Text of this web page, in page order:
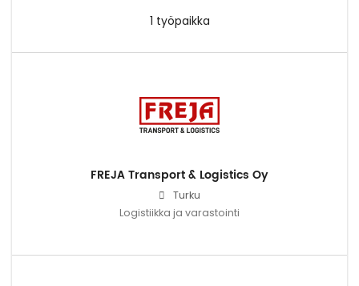
1 työpaikka
FREJA Transport & Logistics Oy
Turku
Logistiikka ja varastointi